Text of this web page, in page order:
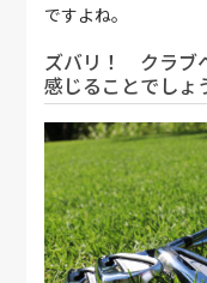
ですよね。
ズバリ！ クラブ
感じることでしょ